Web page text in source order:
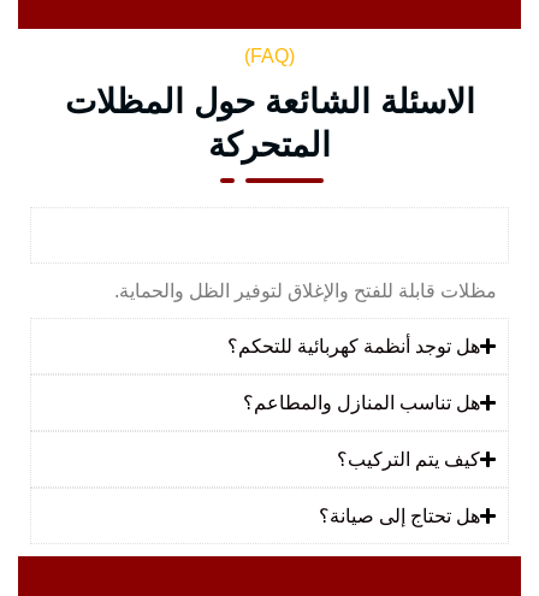
(FAQ)
الاسئلة الشائعة حول المظلات
المتحركة
مظلات قابلة للفتح والإغلاق لتوفير الظل والحماية.
هل توجد أنظمة كهربائية للتحكم؟
هل تناسب المنازل والمطاعم؟
كيف يتم التركيب؟
هل تحتاج إلى صيانة؟